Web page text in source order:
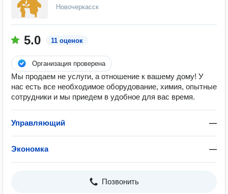
Новочеркасск
5.0 11 оценок
Организация проверена
Мы продаем не услуги, а отношение к вашему дому! У
нас есть все необходимое оборудование, химия, опытные
сотрудники и мы приедем в удобное для вас время.
Управляющий —
Экономка —
Позвонить